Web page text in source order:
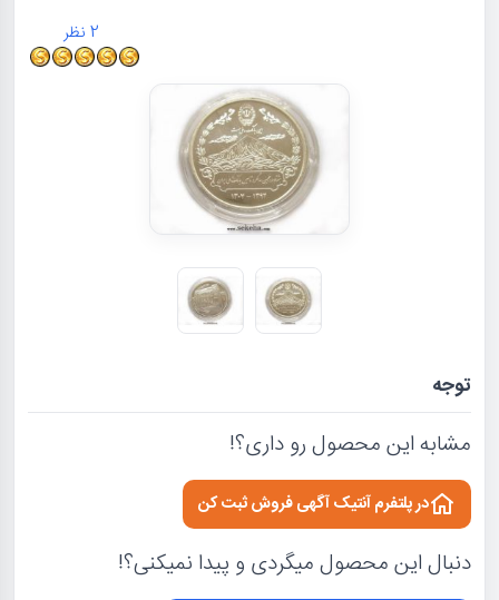
2 نظر
توجه
مشابه این محصول رو داری؟!
در پلتفرم آنتیک آگهی فروش ثبت کن
دنبال این محصول میگردی و پیدا نمیکنی؟!